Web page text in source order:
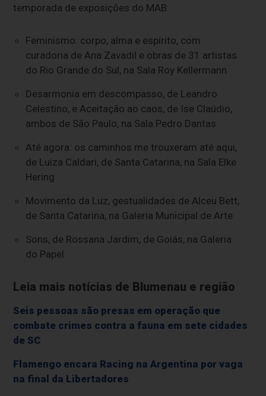
temporada de exposições do MAB:
Feminismo: corpo, alma e espírito, com
curadoria de Ana Zavadil e obras de 31 artistas
do Rio Grande do Sul, na Sala Roy Kellermann
Desarmonia em descompasso, de Leandro
Celestino, e Aceitação ao caos, de Ise Claúdio,
ambos de São Paulo, na Sala Pedro Dantas
Até agora: os caminhos me trouxeram até aqui,
de Luiza Caldari, de Santa Catarina, na Sala Elke
Hering
Movimento da Luz, gestualidades de Alceu Bett,
de Santa Catarina, na Galeria Municipal de Arte
Sons, de Rossana Jardim, de Goiás, na Galeria
do Papel
Leia mais notícias de Blumenau e região
Seis pessoas são presas em operação que
combate crimes contra a fauna em sete cidades
de SC
Flamengo encara Racing na Argentina por vaga
na final da Libertadores